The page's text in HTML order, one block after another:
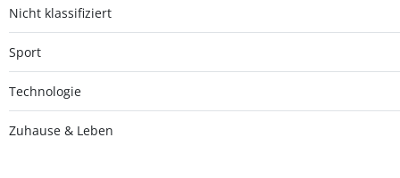
Nicht klassifiziert
Sport
Technologie
Zuhause & Leben